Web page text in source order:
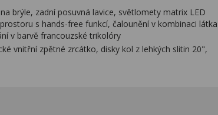
brýle, zadní posuvná lavice, světlomety matrix LED
s hands-free funkcí, čalounění v kombinaci látka
v barvě francouzské trikolóry
vnitřní zpětné zrcátko, disky kol z lehkých slitin 20",